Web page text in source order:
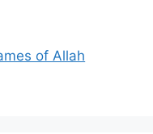
of Allah